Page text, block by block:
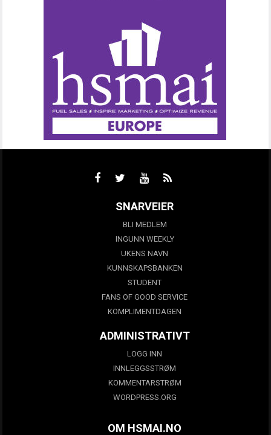
SNARVEIER
BLI MEDLEM
INGUNN WEEKLY
UKENS NAVN
KUNNSKAPSBANKEN
STUDENT
FANS OF GOOD SERVICE
KOMPLIMENTDAGEN
ADMINISTRATIVT
LOGG INN
INNLEGGSSTRØM
KOMMENTARSTRØM
WORDPRESS.ORG
OM HSMAI.NO